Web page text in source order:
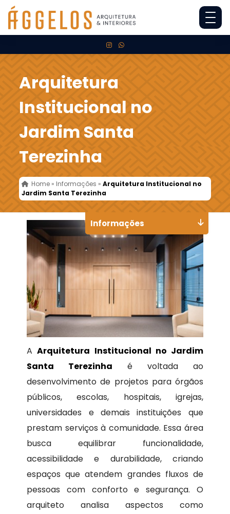
Arquitetura
Institucional no
Jardim Santa
Terezinha
Home » Informações »Arquitetura Institucional no
Jardim Santa Terezinha
AArquitetura Institucional no Jardim
Santa Terezinha é voltada ao
desenvolvimento de projetos para órgãos
públicos, escolas, hospitais, igrejas,
universidades e demais instituições que
prestam serviços à comunidade. Essa área
busca equilibrar funcionalidade,
acessibilidade e durabilidade, criando
espaços que atendem grandes fluxos de
pessoas com conforto e segurança. O
arquiteto analisa aspectos como
Informações